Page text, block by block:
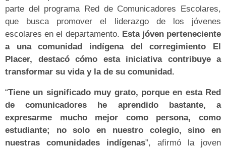
parte del programa Red de Comunicadores Escolares,
que busca promover el liderazgo de los jóvenes
escolares en el departamento. Esta jóven perteneciente
a una comunidad indígena del corregimiento El
Placer, destacó cómo esta iniciativa contribuye a
transformar su vida y la de su comunidad.
“Tiene un significado muy grato, porque en esta Red
de comunicadores he aprendido bastante, a
expresarme mucho mejor como persona, como
estudiante; no solo en nuestro colegio, sino en
nuestras comunidades indígenas”, afirmó la joven